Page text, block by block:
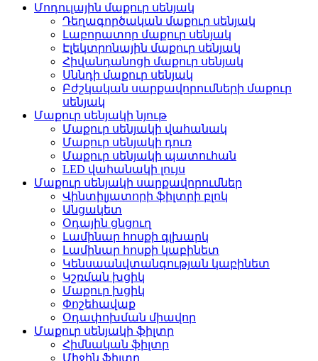
Մոդուլային մաքուր սենյակ
Դեղագործական մաքուր սենյակ
Լաբորատոր մաքուր սենյակ
Էլեկտրոնային մաքուր սենյակ
Հիվանդանոցի մաքուր սենյակ
Սննդի մաքուր սենյակ
Բժշկական սարքավորումների մաքուր
սենյակ
Մաքուր սենյակի նյութ
Մաքուր սենյակի վահանակ
Մաքուր սենյակի դուռ
Մաքուր սենյակի պատուհան
LED վահանակի լույս
Մաքուր սենյակի սարքավորումներ
Վինտիլյատորի ֆիլտրի բլոկ
Անցակետ
Օդային ցնցուղ
Լամինար հոսքի գլխարկ
Լամինար հոսքի կաբինետ
Կենսաանվտանգության կաբինետ
Կշռման խցիկ
Մաքուր խցիկ
Փոշեհավաք
Օդափոխման միավոր
Մաքուր սենյակի ֆիլտր
Հիմնական ֆիլտր
Միջին ֆիլտր